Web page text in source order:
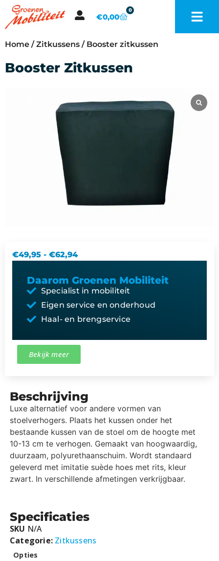
€0,00
0
Home /Zitkussens / Booster zitkussen
Booster Zitkussen
€49,95 - €62,94
Daarom Groenen Mobiliteit
Specialist in mobiliteit
Eigen service en onderhoud
Haal- en brengservice
Bekijk meer
Beschrijving
Luxe alternatief voor andere vormen van
stoelverhogers. Plaats het kussen onder het
bestaande kussen van de stoel om de hoogte met
10-13 cm te verhogen. Gemaakt van hoogwaardig,
duurzaam, polyurethaanschuim. Wordt standaard
geleverd met imitatie suède hoes met rits, kleur
zwart. In verschillende afmetingen verkrijgbaar.
Specificaties
SKU N/A
Categorie: Zitkussens
Opties